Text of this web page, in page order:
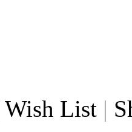
Wish List |